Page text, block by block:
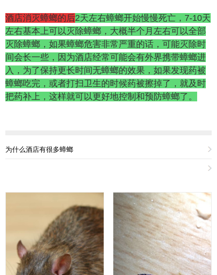
酒店消灭蟑螂的后2天左右蟑螂开始慢慢死亡，7-10天
左右基本上可以灭除蟑螂，大概半个月左右可以全部
灭除蟑螂，如果蟑螂危害非常严重的话，可能灭除时
间会长一些，因为酒店经常可能会有外界携带蟑螂进
入，为了保持更长时间无蟑螂的效果，如果发现药被
蟑螂吃完，或者打扫卫生的时候药被擦掉了，就及时
把药补上，这样就可以更好地控制和预防蟑螂了。
为什么酒店有很多蟑螂